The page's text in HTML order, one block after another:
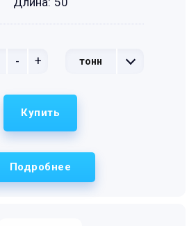
- + тонн
Подробнее
Купить